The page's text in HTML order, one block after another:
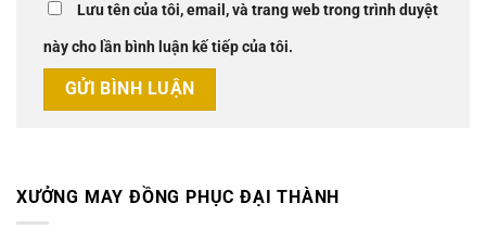
Lưu tên của tôi, email, và trang web trong trình duyệt
này cho lần bình luận kế tiếp của tôi.
XƯỞNG MAY ĐỒNG PHỤC ĐẠI THÀNH